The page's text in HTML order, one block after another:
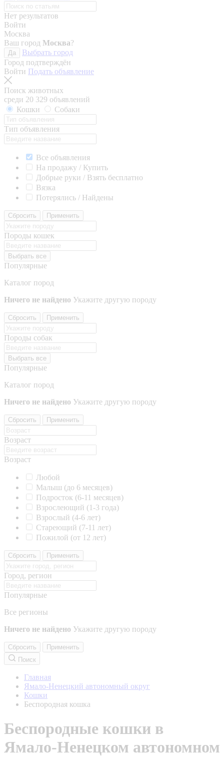
Нет результатов
Войти
Москва
Ваш город Москва?
Да
Выбрать город
Город подтверждён
Войти Подать объявление
Поиск животных
среди 20 329 объявлений
Кошки
Собаки
Тип объявления
Все объявления
На продажу / Купить
Добрые руки / Взять бесплатно
Вязка
Потерялись / Найдены
Сбросить Применить
Породы кошек
Выбрать все
Популярные
Каталог пород
Ничего не найдено Укажите другую породу
Сбросить Применить
Породы собак
Выбрать все
Популярные
Каталог пород
Ничего не найдено Укажите другую породу
Сбросить Применить
Возраст
Возраст
Любой
Малыш (до 6 месяцев)
Подросток (6-11 месяцев)
Взрослеющий (1-3 года)
Взрослый (4-6 лет)
Стареющий (7-11 лет)
Пожилой (от 12 лет)
Сбросить Применить
Город, регион
Популярные
Все регионы
Ничего не найдено Укажите другую породу
Сбросить
Применить
Поиск
Главная
Ямало-Ненецкий автономный округ
Кошки
Беспородная кошка
Беспородные кошки в
Ямало-Ненецком автономном